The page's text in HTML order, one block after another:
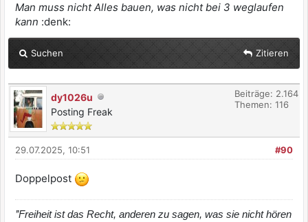
Man muss nicht Alles bauen, was nicht bei 3 weglaufen
kann :denk:
Suchen Zitieren
dy1026u
Posting Freak
Beiträge: 2.164
Themen: 116
#90
29.07.2025, 10:51
Doppelpost
’’Freiheit ist das Recht, anderen zu sagen, was sie nicht hören